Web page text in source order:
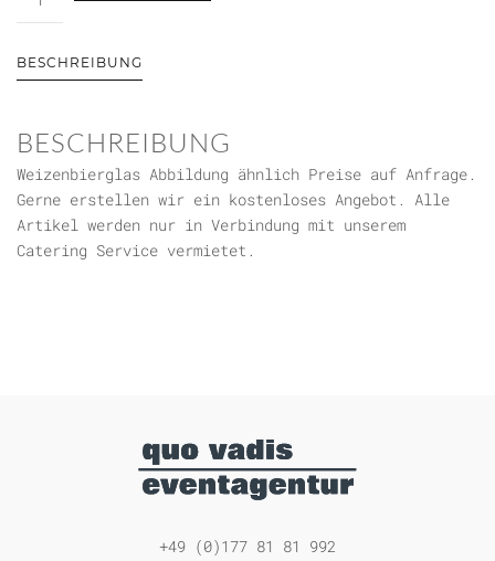
BESCHREIBUNG
BESCHREIBUNG
Weizenbierglas Abbildung ähnlich Preise auf Anfrage.
Gerne erstellen wir ein kostenloses Angebot. Alle
Artikel werden nur in Verbindung mit unserem
Catering Service vermietet.
+49 (0)177 81 81 992